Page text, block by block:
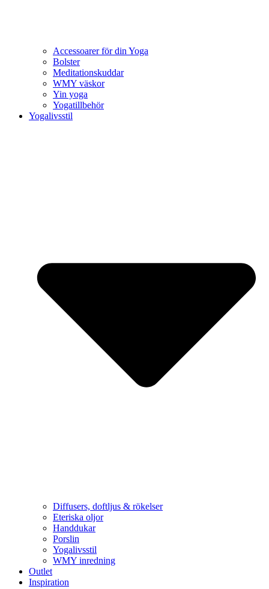
Accessoarer för din Yoga
Bolster
Meditationskuddar
WMY väskor
Yin yoga
Yogatillbehör
Yogalivsstil
Diffusers, doftljus & rökelser
Eteriska oljor
Handdukar
Porslin
Yogalivsstil
WMY inredning
Outlet
Inspiration